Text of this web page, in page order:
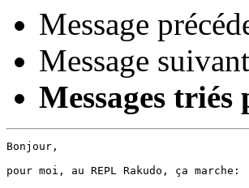
Message
Message
Messages triés
Bonjour,
pour moi, au REPL Rakudo, ça marche: